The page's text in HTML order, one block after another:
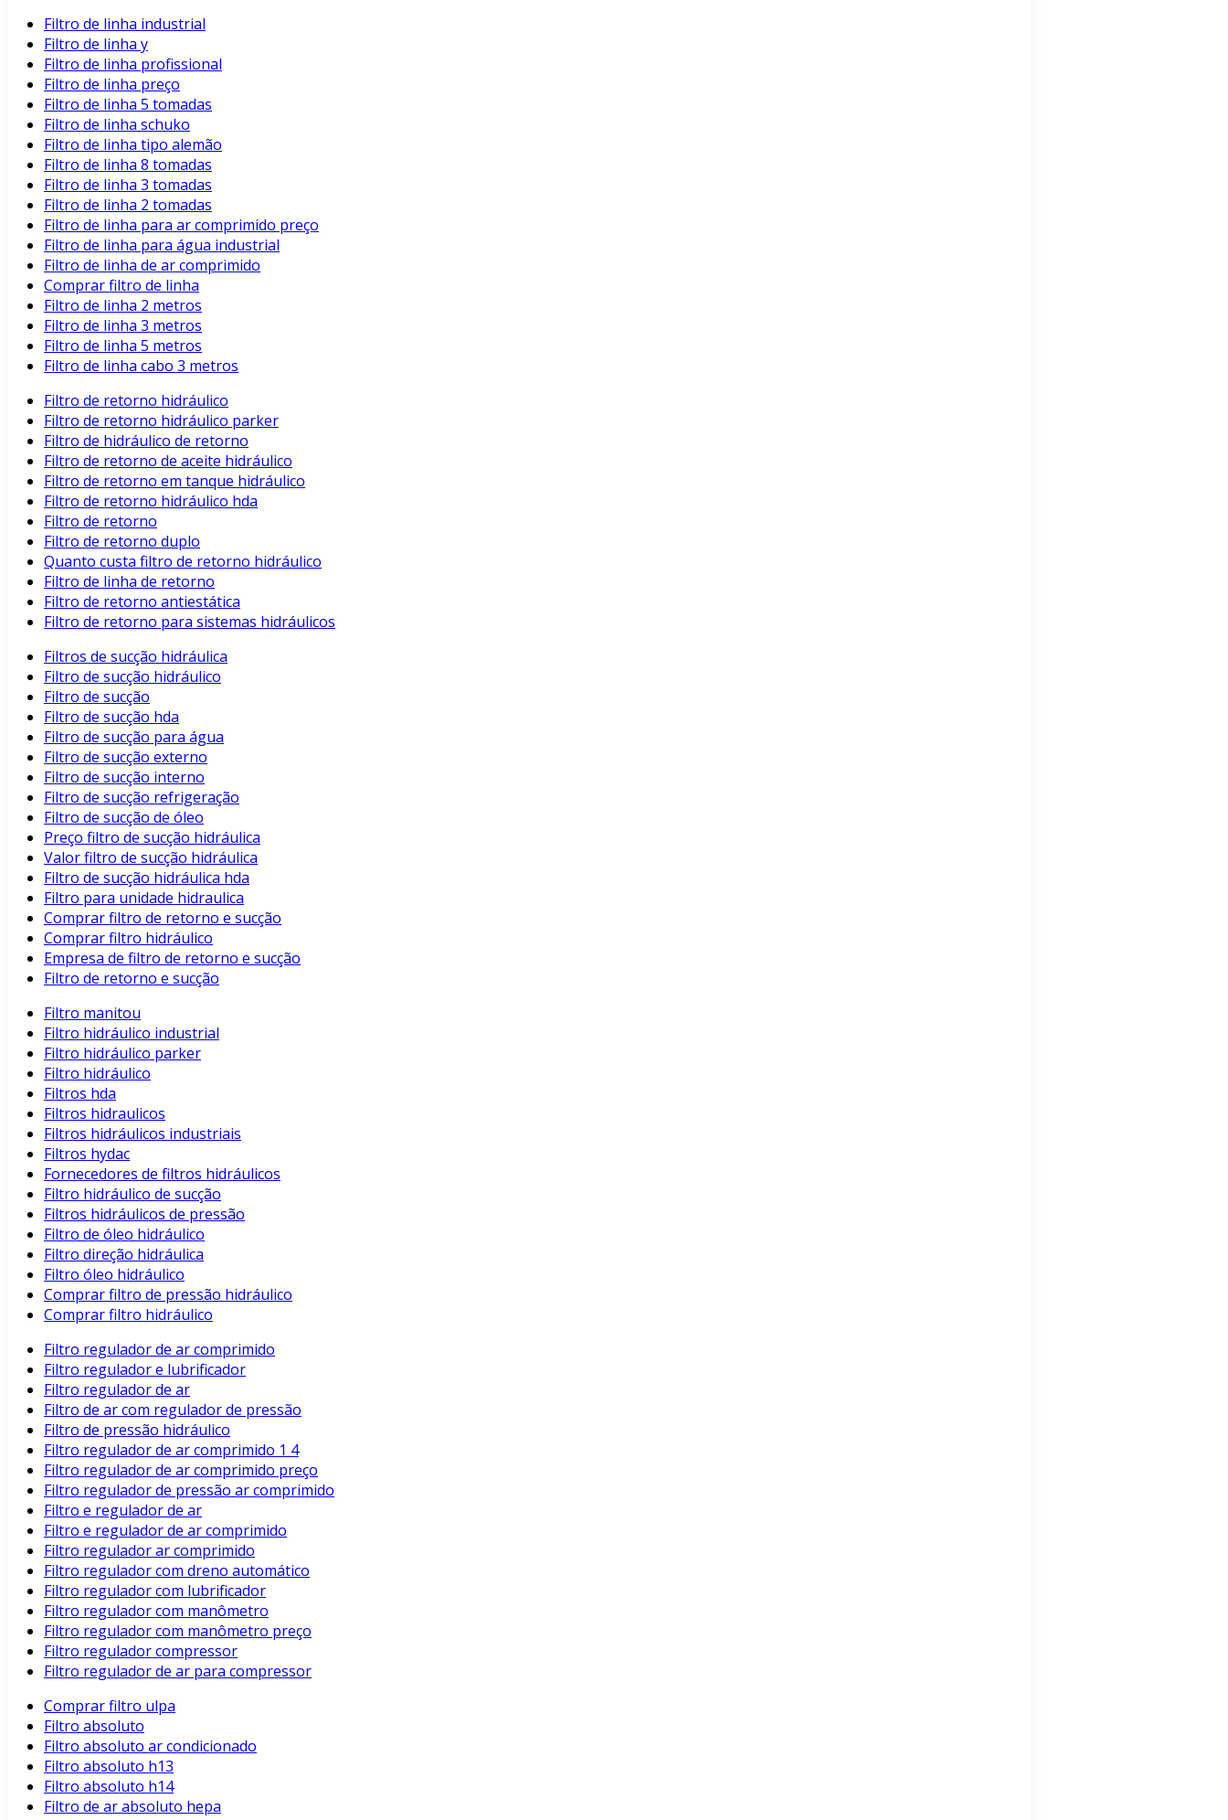
Filtro de linha industrial
Filtro de linha y
Filtro de linha profissional
Filtro de linha preço
Filtro de linha 5 tomadas
Filtro de linha schuko
Filtro de linha tipo alemão
Filtro de linha 8 tomadas
Filtro de linha 3 tomadas
Filtro de linha 2 tomadas
Filtro de linha para ar comprimido preço
Filtro de linha para água industrial
Filtro de linha de ar comprimido
Comprar filtro de linha
Filtro de linha 2 metros
Filtro de linha 3 metros
Filtro de linha 5 metros
Filtro de linha cabo 3 metros
Filtro de retorno hidráulico
Filtro de retorno hidráulico parker
Filtro de hidráulico de retorno
Filtro de retorno de aceite hidráulico
Filtro de retorno em tanque hidráulico
Filtro de retorno hidráulico hda
Filtro de retorno
Filtro de retorno duplo
Quanto custa filtro de retorno hidráulico
Filtro de linha de retorno
Filtro de retorno antiestática
Filtro de retorno para sistemas hidráulicos
Filtros de sucção hidráulica
Filtro de sucção hidráulico
Filtro de sucção
Filtro de sucção hda
Filtro de sucção para água
Filtro de sucção externo
Filtro de sucção interno
Filtro de sucção refrigeração
Filtro de sucção de óleo
Preço filtro de sucção hidráulica
Valor filtro de sucção hidráulica
Filtro de sucção hidráulica hda
Filtro para unidade hidraulica
Comprar filtro de retorno e sucção
Comprar filtro hidráulico
Empresa de filtro de retorno e sucção
Filtro de retorno e sucção
Filtro manitou
Filtro hidráulico industrial
Filtro hidráulico parker
Filtro hidráulico
Filtros hda
Filtros hidraulicos
Filtros hidráulicos industriais
Filtros hydac
Fornecedores de filtros hidráulicos
Filtro hidráulico de sucção
Filtros hidráulicos de pressão
Filtro de óleo hidráulico
Filtro direção hidráulica
Filtro óleo hidráulico
Comprar filtro de pressão hidráulico
Comprar filtro hidráulico
Filtro regulador de ar comprimido
Filtro regulador e lubrificador
Filtro regulador de ar
Filtro de ar com regulador de pressão
Filtro de pressão hidráulico
Filtro regulador de ar comprimido 1 4
Filtro regulador de ar comprimido preço
Filtro regulador de pressão ar comprimido
Filtro e regulador de ar
Filtro e regulador de ar comprimido
Filtro regulador ar comprimido
Filtro regulador com dreno automático
Filtro regulador com lubrificador
Filtro regulador com manômetro
Filtro regulador com manômetro preço
Filtro regulador compressor
Filtro regulador de ar para compressor
Comprar filtro ulpa
Filtro absoluto
Filtro absoluto ar condicionado
Filtro absoluto h13
Filtro absoluto h14
Filtro de ar absoluto hepa